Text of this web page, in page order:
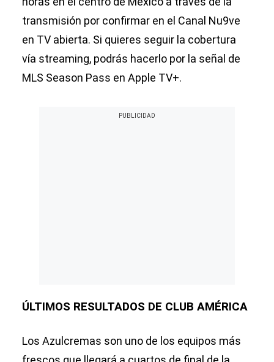
transmisión por confirmar en el Canal Nu9ve
en TV abierta. Si quieres seguir la cobertura
vía streaming, podrás hacerlo por la señal de
MLS Season Pass en Apple TV+.
ÚLTIMOS RESULTADOS DE CLUB AMÉRICA
Los Azulcremas son uno de los equipos más